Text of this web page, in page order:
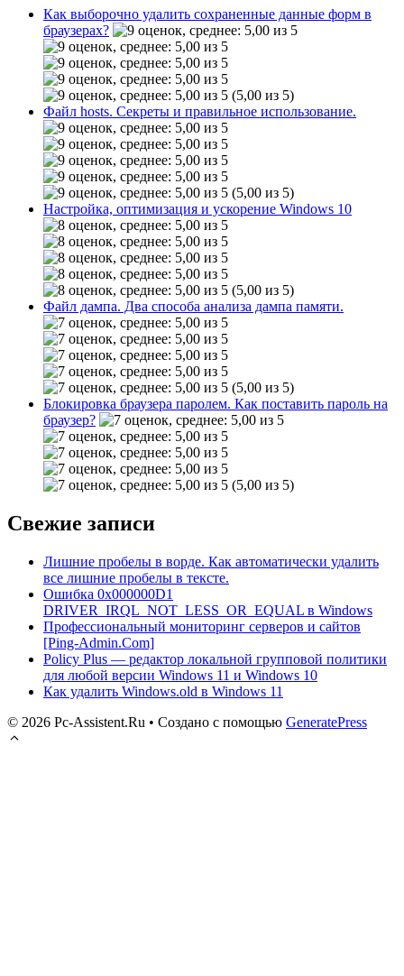
Как выборочно удалить сохраненные данные форм в
браузерах?
(5,00 из 5)
Файл hosts. Секреты и правильное использование.
(5,00 из 5)
Настройка, оптимизация и ускорение Windows 10
(5,00 из 5)
Файл дампа. Два способа анализа дампа памяти.
(5,00 из 5)
Блокировка браузера паролем. Как поставить пароль на
браузер?
(5,00 из 5)
Свежие записи
Лишние пробелы в ворде. Как автоматически удалить
все лишние пробелы в тексте.
Ошибка 0x000000D1
DRIVER_IRQL_NOT_LESS_OR_EQUAL в Windows
Профессиональный мониторинг серверов и сайтов
[Ping-Admin.Com]
Policy Plus — редактор локальной групповой политики
для любой версии Windows 11 и Windows 10
Как удалить Windows.old в Windows 11
© 2026 Pc-Assistent.Ru • Создано с помощью GeneratePress